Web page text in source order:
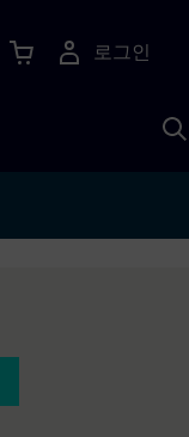
로그인